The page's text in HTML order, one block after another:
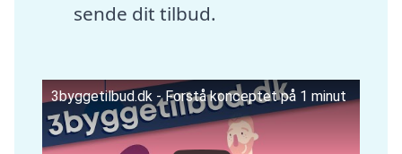
sende dit tilbud.
3byggetilbud.dk - Forstå konceptet på 1 minut